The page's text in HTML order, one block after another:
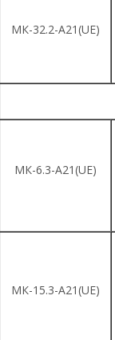
МК-32.2-A21(UE)
МК-6.3-A21(UE)
МК-15.3-A21(UE)